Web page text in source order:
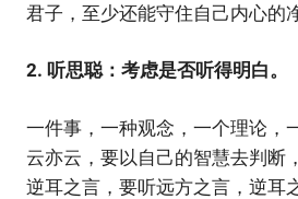
君子，至少还能守住自己内心的
2. 听思聪：考虑是否听得明白。
一件事，一种观念，一个理论，
云亦云，要以自己的智慧去判断
逆耳之言，要听远方之言，逆耳